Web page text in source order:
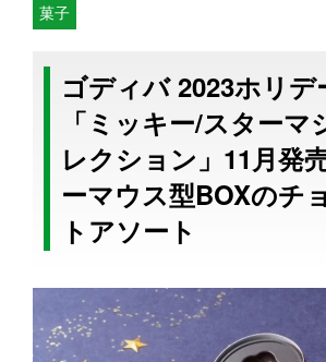
菓子
ゴディバ 2023ホリデ
「ミッキー/スターマ
レクション」11月発
ーマウス型BOXのチ
トアソート